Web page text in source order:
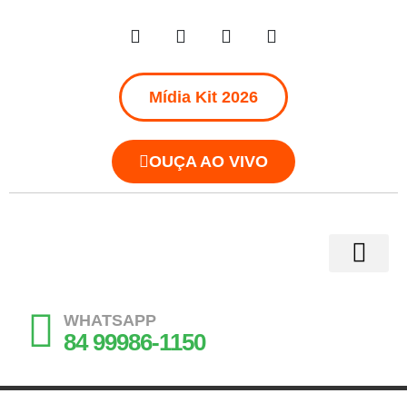
Mídia Kit 2026
OUÇA AO VIVO
WHATSAPP
84 99986-1150